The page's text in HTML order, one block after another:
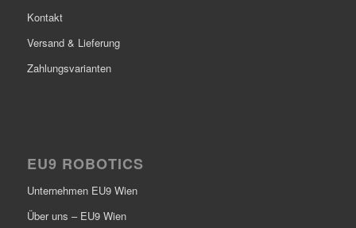
Kontakt
Versand & Lieferung
Zahlungsvarianten
EU9 ROBOTICS
Unternehmen EU9 Wien
Über uns – EU9 Wien